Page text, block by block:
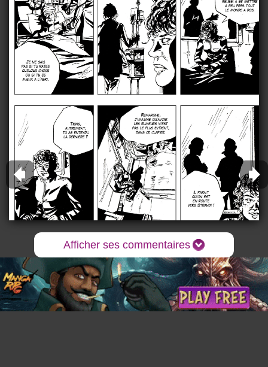
Afficher ses commentaires